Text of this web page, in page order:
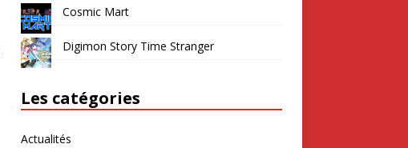
Cosmic Mart
Digimon Story Time Stranger
Les catégories
Actualités